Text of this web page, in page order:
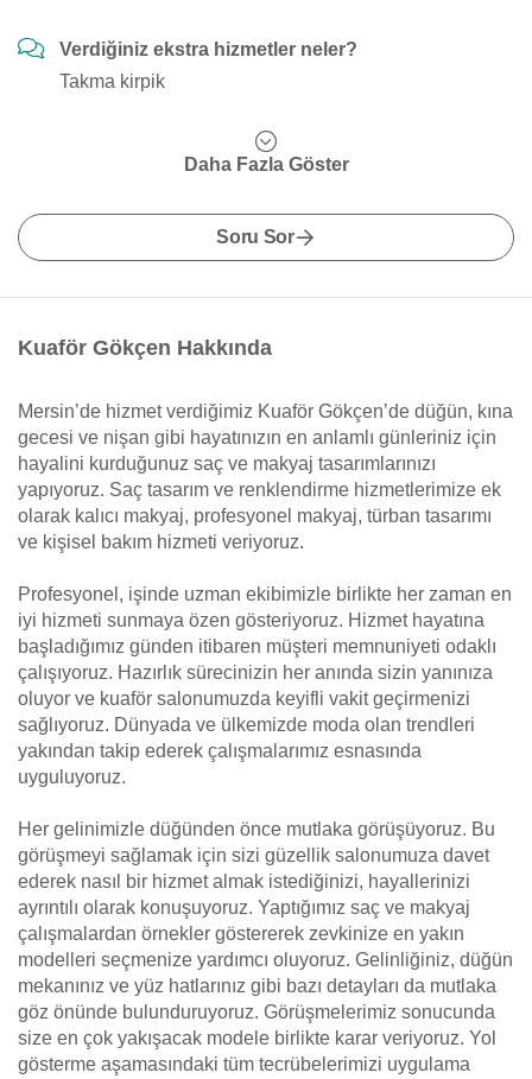
Verdiğiniz ekstra hizmetler neler?
Takma kirpik
Daha Fazla Göster
Soru Sor
Kuaför Gökçen Hakkında
Mersin’de hizmet verdiğimiz Kuaför Gökçen’de düğün, kına
gecesi ve nişan gibi hayatınızın en anlamlı günleriniz için
hayalini kurduğunuz saç ve makyaj tasarımlarınızı
yapıyoruz. Saç tasarım ve renklendirme hizmetlerimize ek
olarak kalıcı makyaj, profesyonel makyaj, türban tasarımı
ve kişisel bakım hizmeti veriyoruz.
Profesyonel, işinde uzman ekibimizle birlikte her zaman en
iyi hizmeti sunmaya özen gösteriyoruz. Hizmet hayatına
başladığımız günden itibaren müşteri memnuniyeti odaklı
çalışıyoruz. Hazırlık sürecinizin her anında sizin yanınıza
oluyor ve kuaför salonumuzda keyifli vakit geçirmenizi
sağlıyoruz. Dünyada ve ülkemizde moda olan trendleri
yakından takip ederek çalışmalarımız esnasında
uyguluyoruz.
Her gelinimizle düğünden önce mutlaka görüşüyoruz. Bu
görüşmeyi sağlamak için sizi güzellik salonumuza davet
ederek nasıl bir hizmet almak istediğinizi, hayallerinizi
ayrıntılı olarak konuşuyoruz. Yaptığımız saç ve makyaj
çalışmalardan örnekler göstererek zevkinize en yakın
modelleri seçmenize yardımcı oluyoruz. Gelinliğiniz, düğün
mekanınız ve yüz hatlarınız gibi bazı detayları da mutlaka
göz önünde bulunduruyoruz. Görüşmelerimiz sonucunda
size en çok yakışacak modele birlikte karar veriyoruz. Yol
gösterme aşamasındaki tüm tecrübelerimizi uygulama